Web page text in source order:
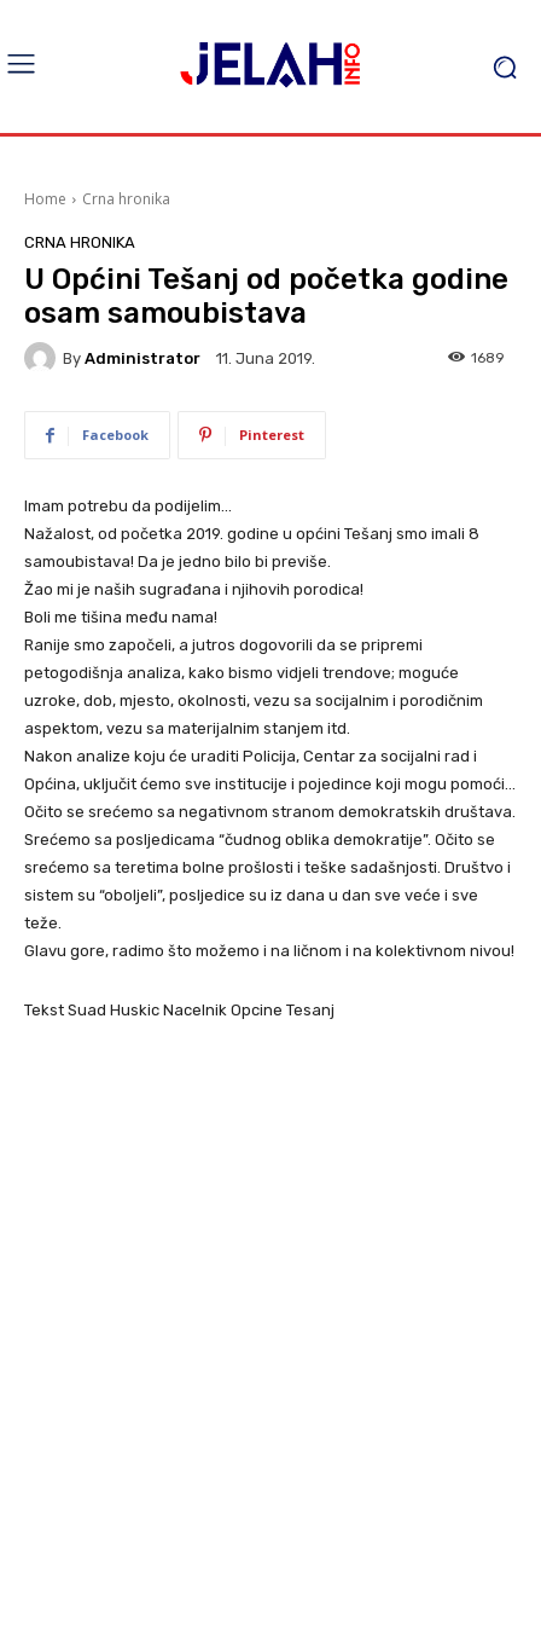
Home Crna hronika
CRNA HRONIKA
U Općini Tešanj od početka godine
osam samoubistava
By Administrator 11. Juna 2019. 1689
Facebook Pinterest
Imam potrebu da podijelim…
Nažalost, od početka 2019. godine u općini Tešanj smo imali 8
samoubistava! Da je jedno bilo bi previše.
Žao mi je naših sugrađana i njihovih porodica!
Boli me tišina među nama!
Ranije smo započeli, a jutros dogovorili da se pripremi
petogodišnja analiza, kako bismo vidjeli trendove; moguće
uzroke, dob, mjesto, okolnosti, vezu sa socijalnim i porodičnim
aspektom, vezu sa materijalnim stanjem itd.
Nakon analize koju će uraditi Policija, Centar za socijalni rad i
Općina, uključit ćemo sve institucije i pojedince koji mogu pomoći…
Očito se srećemo sa negativnom stranom demokratskih društava.
Srećemo sa posljedicama “čudnog oblika demokratije”. Očito se
srećemo sa teretima bolne prošlosti i teške sadašnjosti. Društvo i
sistem su “oboljeli”, posljedice su iz dana u dan sve veće i sve
teže.
Glavu gore, radimo što možemo i na ličnom i na kolektivnom nivou!
Tekst Suad Huskic Nacelnik Opcine Tesanj